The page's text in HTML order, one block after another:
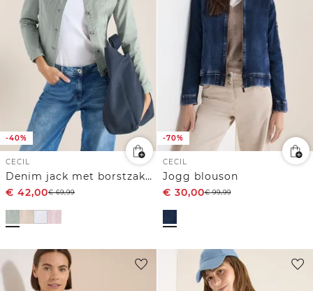
-40%
CECIL
Denim jack met borstzakken en knopen
€ 42,00€69,99
-70%
CECIL
Jogg blouson
€ 30,00€99,99